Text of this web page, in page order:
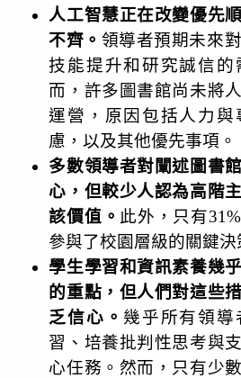
人工智慧正在改變優先
不齊。 領導者預期未來對
技能提升和研究誠信的
而，許多圖書館尚未將
運營，原因包括人力與
慮，以及其他優先事項。
多數領導者對闡述圖書
心，但較少人認為高階
該價值。 此外，只有31%
參與了校園層級的關鍵決
學生學習和資訊素養幾
的重點，但人們對這些
乏信心。 幾乎所有領導
習、培養批判性思考與
心任務。然而，只有少